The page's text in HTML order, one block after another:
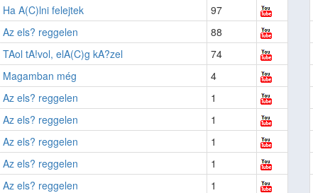
Ha A(C)lni felejtek
97
Az els? reggelen
88
TAol tA!vol, elA(C)g kA?zel
74
Magamban még
4
Az els? reggelen
1
Az els? reggelen
1
Az els? reggelen
1
Az els? reggelen
1
Az els? reggelen
1